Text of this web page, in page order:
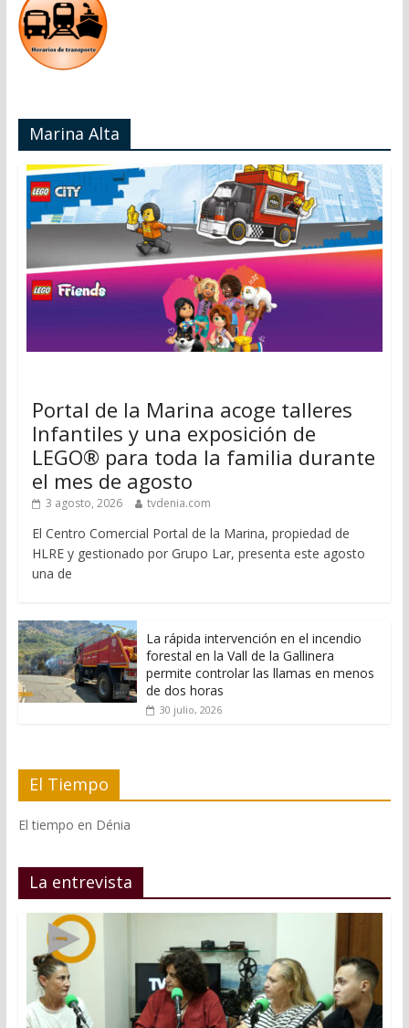
Marina Alta
Portal de la Marina acoge talleres
Infantiles y una exposición de
LEGO® para toda la familia durante
el mes de agosto
3 agosto, 2026 tvdenia.com
El Centro Comercial Portal de la Marina, propiedad de
HLRE y gestionado por Grupo Lar, presenta este agosto
una de
La rápida intervención en el incendio
forestal en la Vall de la Gallinera
permite controlar las llamas en menos
de dos horas
30 julio, 2026
El Tiempo
El tiempo en Dénia
La entrevista